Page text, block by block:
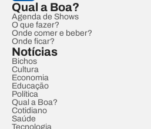
Qual a Boa?
Agenda de Shows
O que fazer?
Onde comer e beber?
Onde ficar?
Notícias
Bichos
Cultura
Economia
Educação
Política
Qual a Boa?
Cotidiano
Saúde
Tecnologia